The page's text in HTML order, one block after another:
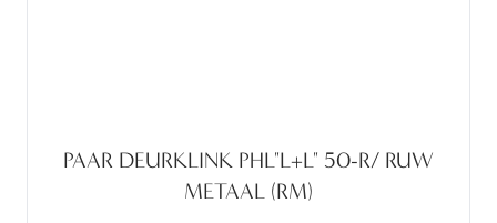
PAAR DEURKLINK PHL"L+L" 50-R/ RUW
METAAL (RM)